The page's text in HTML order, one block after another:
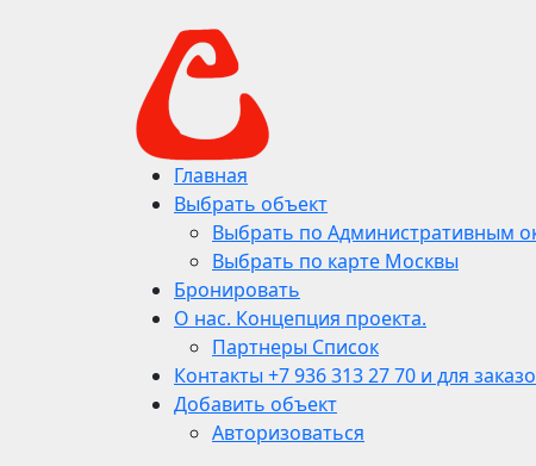
Главная
Выбрать объект
Выбрать по Административным
Выбрать по карте Москвы
Бронировать
О нас. Концепция проекта.
Партнеры Список
Контакты +7 936 313 27 70 и для
Добавить объект
Авторизоваться